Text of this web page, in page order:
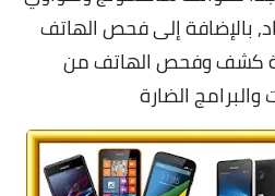
بالإضافة إلى فحص الهاتف
كشف وفحص الهاتف من
والبرامج الضارة